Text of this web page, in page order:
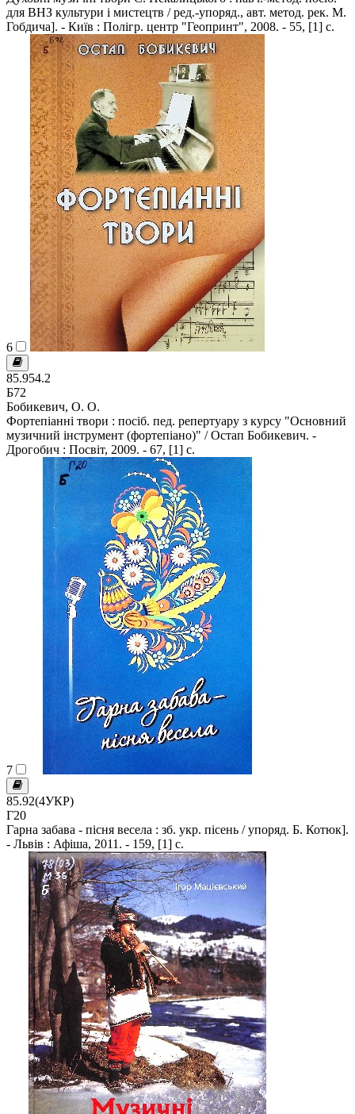
для ВНЗ культури і мистецтв / ред.-упоряд., авт. метод. рек. М.
Гобдича]. - Київ : Полігр. центр "Геопринт", 2008. - 55, [1] с.
6
85.954.2
Б72
Бобикевич, О. О.
Фортепіанні твори : посіб. пед. репертуару з курсу "Основний
музичний інструмент (фортепіано)" / Остап Бобикевич. -
Дрогобич : Посвіт, 2009. - 67, [1] с.
7
85.92(4УКР)
Г20
Гарна забава - пісня весела : зб. укр. пісень / упоряд. Б. Котюк].
- Львів : Афіша, 2011. - 159, [1] c.